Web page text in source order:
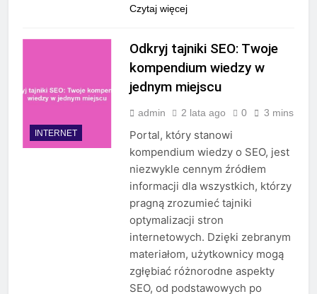
Czytaj więcej
INTERNET
Odkryj tajniki SEO: Twoje
kompendium wiedzy w
jednym miejscu
admin 2 lata ago 0 3 mins
Portal, który stanowi
kompendium wiedzy o SEO, jest
niezwykle cennym źródłem
informacji dla wszystkich, którzy
pragną zrozumieć tajniki
optymalizacji stron
internetowych. Dzięki zebranym
materiałom, użytkownicy mogą
zgłębiać różnorodne aspekty
SEO, od podstawowych po